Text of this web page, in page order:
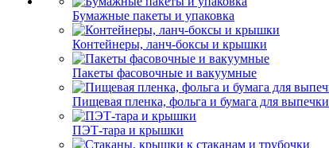
Бумажные пакеты и упаковка
Контейнеры, ланч-боксы и крышки
Пакеты фасовочные и вакуумные
Пищевая пленка, фольга и бумага для выпечки
ПЭТ-тара и крышки